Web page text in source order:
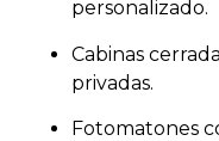
personalizado.
Cabinas
privadas.
Fotomatones